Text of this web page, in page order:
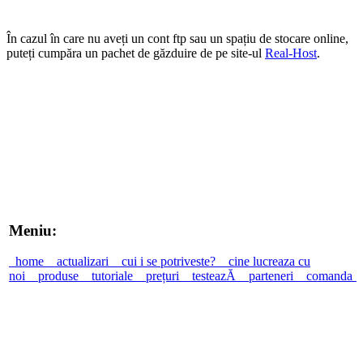
În cazul în care nu aveți un cont ftp sau un spațiu de stocare online,
puteți cumpăra un pachet de găzduire de pe site-ul Real-Host.
Meniu:
home actualizari cui i se potriveste?
cine lucreaza cu
noi
produse tutoriale prețuri testeazĂ parteneri comanda